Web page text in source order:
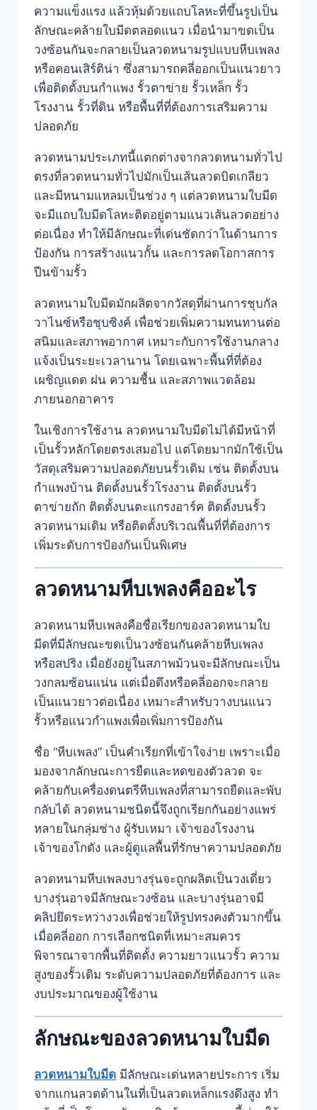
ความแข็งแรง แล้วหุ้มด้วยแถบโลหะที่ขึ้นรูปเป็น
ลักษณะคล้ายใบมีดตลอดแนว เมื่อนำมาขดเป็น
วงซ้อนกันจะกลายเป็นลวดหนามรูปแบบหีบเพลง
หรือคอนเสิร์ติน่า ซึ่งสามารถคลี่ออกเป็นแนวยาว
เพื่อติดตั้งบนกำแพง รั้วตาข่าย รั้วเหล็ก รั้ว
โรงงาน รั้วที่ดิน หรือพื้นที่ที่ต้องการเสริมความ
ปลอดภัย
ลวดหนามประเภทนี้แตกต่างจากลวดหนามทั่วไป
ตรงที่ลวดหนามทั่วไปมักเป็นเส้นลวดบิดเกลียว
และมีหนามแหลมเป็นช่วง ๆ แต่ลวดหนามใบมีด
จะมีแถบใบมีดโลหะติดอยู่ตามแนวเส้นลวดอย่าง
ต่อเนื่อง ทำให้มีลักษณะที่เด่นชัดกว่าในด้านการ
ป้องกัน การสร้างแนวกั้น และการลดโอกาสการ
ปีนข้ามรั้ว
ลวดหนามใบมีดมักผลิตจากวัสดุที่ผ่านการชุบกัล
วาไนซ์หรือชุบซิงค์ เพื่อช่วยเพิ่มความทนทานต่อ
สนิมและสภาพอากาศ เหมาะกับการใช้งานกลาง
แจ้งเป็นระยะเวลานาน โดยเฉพาะพื้นที่ที่ต้อง
เผชิญแดด ฝน ความชื้น และสภาพแวดล้อม
ภายนอกอาคาร
ในเชิงการใช้งาน ลวดหนามใบมีดไม่ได้มีหน้าที่
เป็นรั้วหลักโดยตรงเสมอไป แต่โดยมากมักใช้เป็น
วัสดุเสริมความปลอดภัยบนรั้วเดิม เช่น ติดตั้งบน
กำแพงบ้าน ติดตั้งบนรั้วโรงงาน ติดตั้งบนรั้ว
ตาข่ายถัก ติดตั้งบนตะแกรงอาร์ค ติดตั้งบนรั้ว
ลวดหนามเดิม หรือติดตั้งบริเวณพื้นที่ที่ต้องการ
เพิ่มระดับการป้องกันเป็นพิเศษ
ลวดหนามหีบเพลงคืออะไร
ลวดหนามหีบเพลงคือชื่อเรียกของลวดหนามใบ
มีดที่มีลักษณะขดเป็นวงซ้อนกันคล้ายหีบเพลง
หรือสปริง เมื่อยังอยู่ในสภาพม้วนจะมีลักษณะเป็น
วงกลมซ้อนแน่น แต่เมื่อดึงหรือคลี่ออกจะกลาย
เป็นแนวยาวต่อเนื่อง เหมาะสำหรับวางบนแนว
รั้วหรือแนวกำแพงเพื่อเพิ่มการป้องกัน
ชื่อ “หีบเพลง” เป็นคำเรียกที่เข้าใจง่าย เพราะเมื่อ
มองจากลักษณะการยืดและหดของตัวลวด จะ
คล้ายกับเครื่องดนตรีหีบเพลงที่สามารถยืดและพับ
กลับได้ ลวดหนามชนิดนี้จึงถูกเรียกกันอย่างแพร่
หลายในกลุ่มช่าง ผู้รับเหมา เจ้าของโรงงาน
เจ้าของโกดัง และผู้ดูแลพื้นที่รักษาความปลอดภัย
ลวดหนามหีบเพลงบางรุ่นจะถูกผลิตเป็นวงเดี่ยว
บางรุ่นอาจมีลักษณะวงซ้อน และบางรุ่นอาจมี
คลิปยึดระหว่างวงเพื่อช่วยให้รูปทรงคงตัวมากขึ้น
เมื่อคลี่ออก การเลือกชนิดที่เหมาะสมควร
พิจารณาจากพื้นที่ติดตั้ง ความยาวแนวรั้ว ความ
สูงของรั้วเดิม ระดับความปลอดภัยที่ต้องการ และ
งบประมาณของผู้ใช้งาน
ลักษณะของลวดหนามใบมีด
ลวดหนามใบมีด มีลักษณะเด่นหลายประการ เริ่ม
จากแกนลวดด้านในที่เป็นลวดเหล็กแรงดึงสูง ทำ